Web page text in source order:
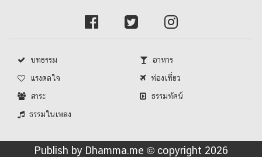
บทธรรม
อาหาร
แรงดลใจ
ท่องเที่ยว
สาระ
ธรรมทัศน์
ธรรมในเพลง
Publish by Dhamma.me © copyright 2026